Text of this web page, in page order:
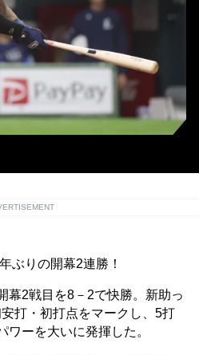
ぶりの開幕2連勝！
2戦目を8－2で快勝。新助っ
打・初打点をマークし、5打
ーを大いに発揮した。